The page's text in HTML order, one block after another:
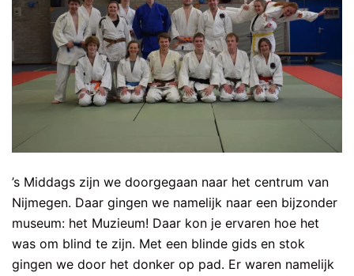
’s Middags zijn we doorgegaan naar het centrum van
Nijmegen. Daar gingen we namelijk naar een bijzonder
museum: het Muzieum! Daar kon je ervaren hoe het
was om blind te zijn. Met een blinde gids en stok
gingen we door het donker op pad. Er waren namelijk